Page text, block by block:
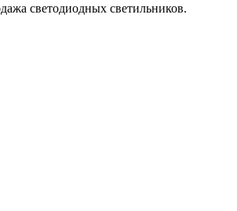
светодиодных светильников.